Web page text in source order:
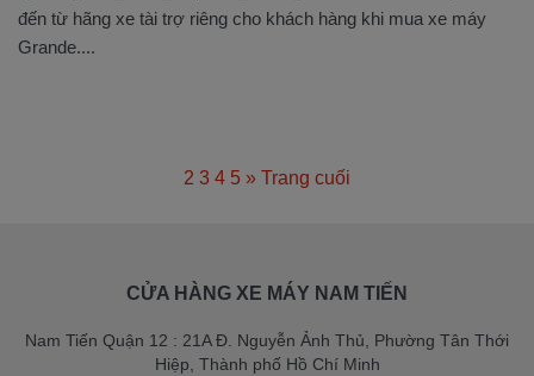
đến từ hãng xe tài trợ riêng cho khách hàng khi mua xe máy
Grande....
2 3 4 5 » Trang cuối
CỬA HÀNG XE MÁY NAM TIẾN
Nam Tiến Quận 12 : 21A Đ. Nguyễn Ảnh Thủ, Phường Tân Thới
Hiệp, Thành phố Hồ Chí Minh